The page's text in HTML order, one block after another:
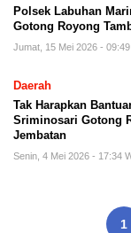
Polsek Labuhan
Gotong Royong
Jumat, 15 Mei 2026 -
Daerah
Tak Harapkan
Sriminosari Gotong
Jembatan
Senin, 4 Mei 2026 - 17:34
Paginasi
1